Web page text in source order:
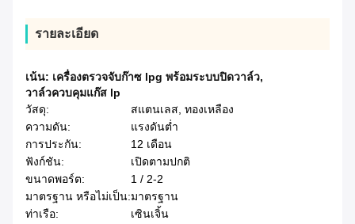
รายละเอียด
เน้น: เครื่องตรวจจับก๊าซ lpg พร้อมระบบปิดวาล์ว,
วาล์วควบคุมแก๊ส lp
วัสดุ:
สแตนเลส, ทองเหลือง
ความดัน:
แรงดันต่ำ
การประกัน:
12 เดือน
ฟังก์ชัน:
เปิดตามปกติ
ขนาดพอร์ต:
1 / 2-2
มาตรฐาน หรือไม่เป็น:มาตรฐาน
ท่าเรือ:
เซินเจิ้น